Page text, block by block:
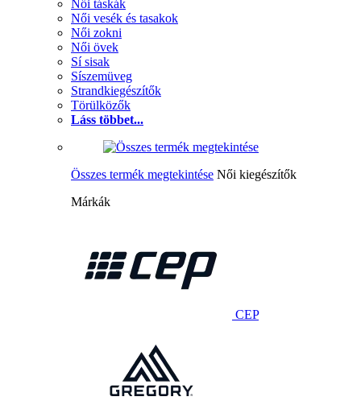
Női táskák
Női vesék és tasakok
Női zokni
Női övek
Sí sisak
Síszemüveg
Strandkiegészítők
Törülközők
Láss többet...
Összes termék megtekintése Női kiegészítők
Márkák
CEP